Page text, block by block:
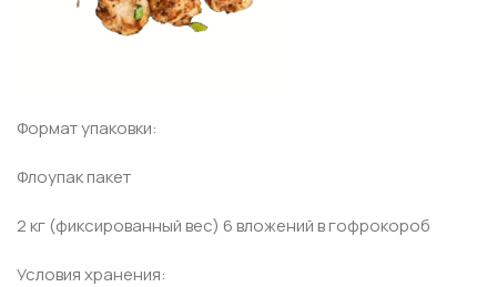
Формат упаковки:
Флоупак пакет
2 кг (фиксированный вес) 6 вложений в гофрокороб
Условия хранения: